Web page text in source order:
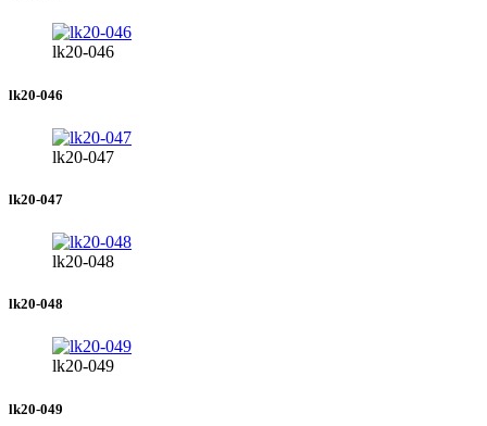
lk20-046
lk20-046
lk20-047
lk20-047
lk20-048
lk20-048
lk20-049
lk20-049